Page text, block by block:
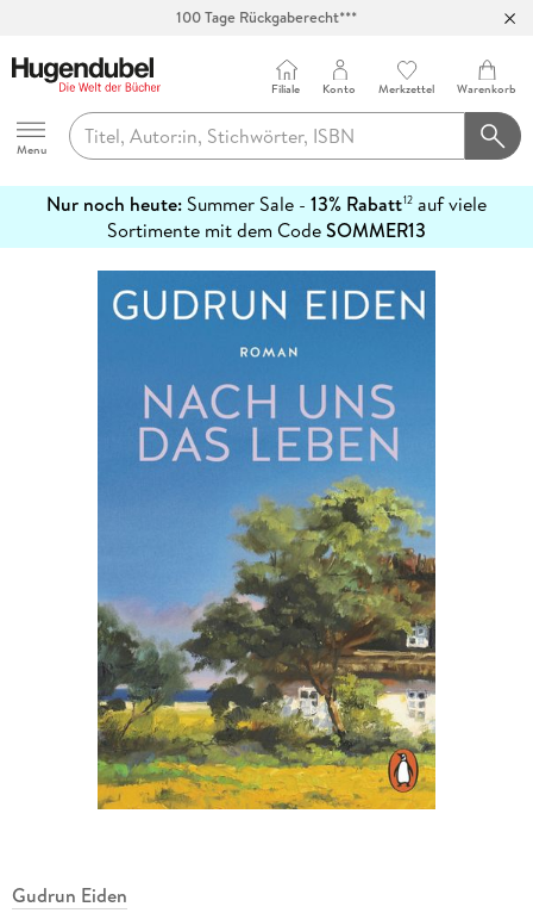
100 Tage Rückgaberecht***
Hugendubel
Menu
Filiale Konto Merkzettel Warenkorb
Nur noch heute: Summer Sale - 13% Rabatt12 auf viele
Sortimente mit dem CodeSOMMER13
erfahren
Gudrun Eiden